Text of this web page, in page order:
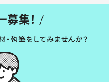
募集！
・執筆をしてみませんか？